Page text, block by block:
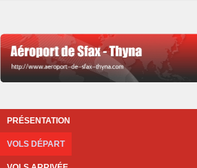
PRÉSENTATION
VOLS DÉPART